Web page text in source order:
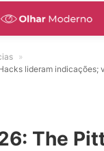
»
lideram indicações;
The